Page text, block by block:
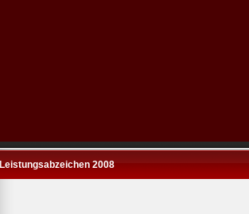
Leistungsabzeichen 2008